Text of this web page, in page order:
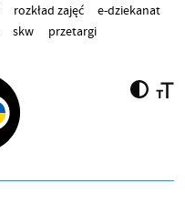
rozkład zajęć
e-dziekanat
skw
przetargi